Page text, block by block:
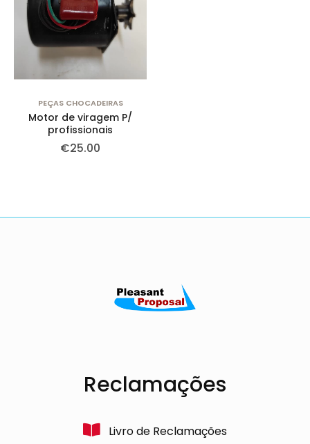
PEÇAS CHOCADEIRAS
Motor de viragem P/
profissionais
€25.00
Reclamações
Livro de Reclamações